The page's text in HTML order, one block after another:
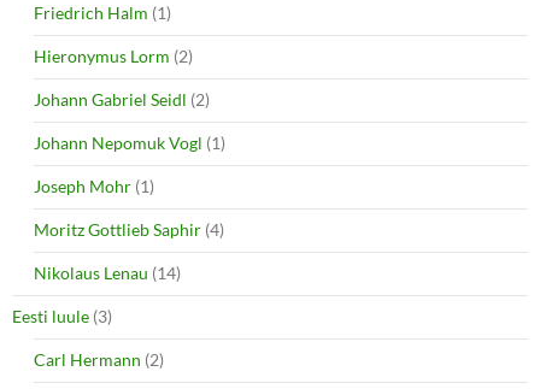
Friedrich Halm (1)
Hieronymus Lorm (2)
Johann Gabriel Seidl (2)
Johann Nepomuk Vogl (1)
Joseph Mohr (1)
Moritz Gottlieb Saphir (4)
Nikolaus Lenau (14)
Eesti luule (3)
Carl Hermann (2)